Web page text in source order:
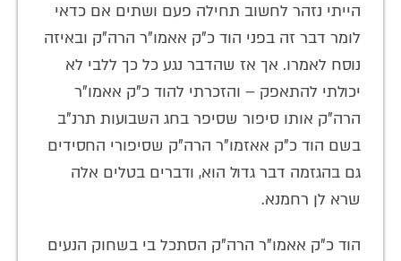
הייתי נזהר לחשוב תחילה פעם ושתים אם כדאי
לומר דבר זה בפני הוד כ"ק אאמו"ר הרה"ק ובאיזה
נוסח לאמרו. אך אז שהדבר נגע כל כך ללבי לא
יכולתי להתאפק – והזכרתי להוד כ"ק אאמו"ר
הרה"ק אותו סיפור שסיפר בחג השבועות תרנ"ב
בשם הוד כ"ק אאזמו"ר הרה"ק שסיפורי החסידים
גם בהגזמה דבר גדול הוא, ודברים בטלים אלה
שרא לן רחמנא.
הוד כ"ק אאמו"ר הרה"ק הסתכל בי בשחוק הנעים